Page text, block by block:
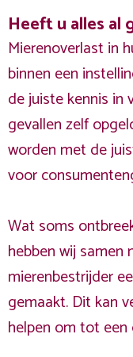
Heeft u alles al
Mierenoverlast in
binnen een
de juiste kennis in
gevallen zelf
worden met de
voor
Wat soms
hebben wij
mierenbestrijder
gemaakt. Dit kan
helpen om tot